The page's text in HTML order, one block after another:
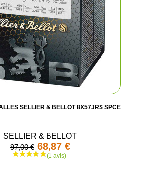
SELLIER & BELLOT 8X57JRS SPCE
SELLIER & BELLOT
97,00 € 68,87 €